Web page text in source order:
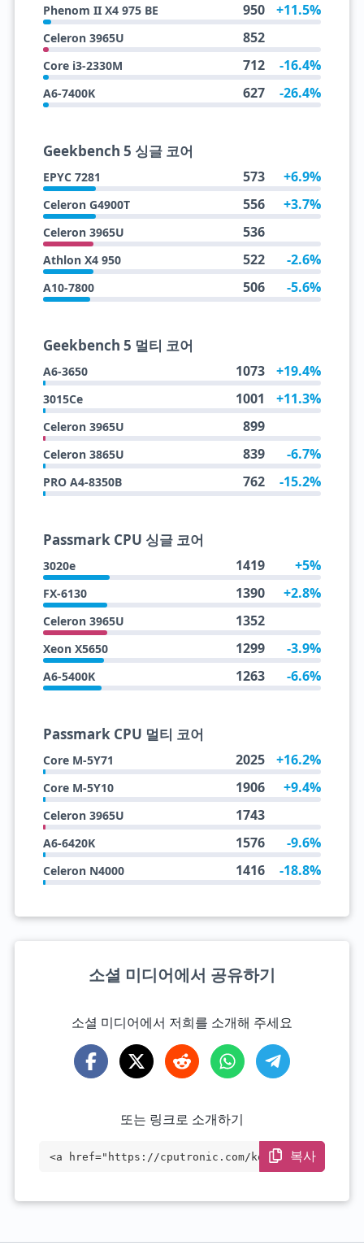
Phenom II X4 975 BE 950 +11.5%
Celeron 3965U 852
Core i3-2330M 712 -16.4%
A6-7400K 627 -26.4%
Geekbench 5 싱글 코어
EPYC 7281 573 +6.9%
Celeron G4900T 556 +3.7%
Celeron 3965U 536
Athlon X4 950 522 -2.6%
A10-7800 506 -5.6%
Geekbench 5 멀티 코어
A6-3650 1073 +19.4%
3015Ce 1001 +11.3%
Celeron 3965U 899
Celeron 3865U 839 -6.7%
PRO A4-8350B 762 -15.2%
Passmark CPU 싱글 코어
3020e 1419 +5%
FX-6130 1390 +2.8%
Celeron 3965U 1352
Xeon X5650 1299 -3.9%
A6-5400K 1263 -6.6%
Passmark CPU 멀티 코어
Core M-5Y71 2025 +16.2%
Core M-5Y10 1906 +9.4%
Celeron 3965U 1743
A6-6420K 1576 -9.6%
Celeron N4000 1416 -18.8%
소셜 미디어에서 공유하기
소셜 미디어에서 저희를 소개해 주세요
또는 링크로 소개하기
<a href="https://cputronic.com/ko/cpu/in
복사